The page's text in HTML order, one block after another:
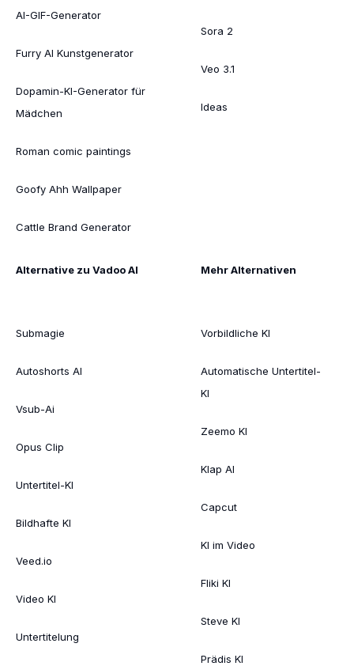
AI-GIF-Generator
Furry AI Kunstgenerator
Dopamin-KI-Generator für
Mädchen
Roman comic paintings
Goofy Ahh Wallpaper
Cattle Brand Generator
Sora 2
Veo 3.1
Ideas
Alternative zu Vadoo AI
Submagie
Autoshorts AI
Vsub-Ai
Opus Clip
Untertitel-KI
Bildhafte KI
Veed.io
Video KI
Untertitelung
Mehr Alternativen
Vorbildliche KI
Automatische Untertitel-
KI
Zeemo KI
Klap AI
Capcut
KI im Video
Fliki KI
Steve KI
Prädis KI